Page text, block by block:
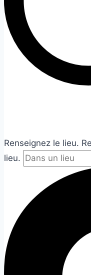
Renseignez le lieu.
lieu.